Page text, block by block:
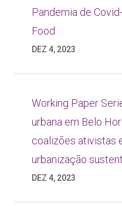
Pandemia de
Food
DEZ 4, 2023
Working Paper
urbana em Belo
coalizões ativistas
urbanização
DEZ 4, 2023